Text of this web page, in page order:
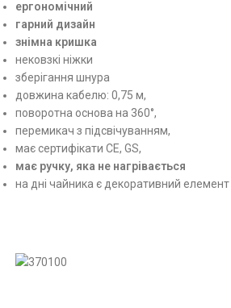
ергономічний
гарний дизайн
знімна кришка
нековзкі ніжки
зберігання шнура
довжина кабелю: 0,75 м,
поворотна основа на 360°,
перемикач з підсвічуванням,
має сертифікати CE, GS,
має ручку, яка не нагрівається
на дні чайника є декоративний елемент